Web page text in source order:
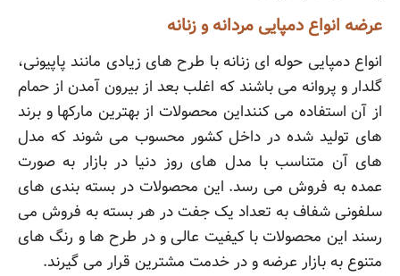
عرضه انواع دمپایی مردانه و زنانه
انواع دمپایی حوله ای زنانه با طرح های زیادی مانند پاپیونی،
گلدار و پروانه می باشند که اغلب بعد از بیرون آمدن از حمام
از آن استفاده می کننداین محصولات از بهترین مارکها و برند
های تولید شده در داخل کشور محسوب می شوند که مدل
های آن متناسب با مدل های روز دنیا در بازار به صورت
عمده به فروش می رسد. این محصولات در بسته بندی های
سلفونی شفاف به تعداد یک جفت در هر بسته به فروش می
رسند این محصولات با کیفیت عالی و در طرح ها و رنگ های
متنوع به بازار عرضه و در خدمت مشترین قرار می گیرند.